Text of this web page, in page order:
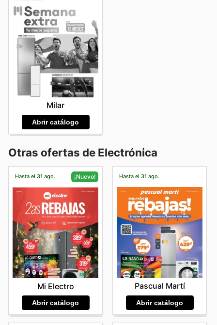
Milar
Abrir catálogo
Otras ofertas de Electrónica
Hasta el 31 ago. ¡Nuevo!
Mi Electro
Abrir catálogo
Hasta el 31 ago.
Pascual Martí
Abrir catálogo